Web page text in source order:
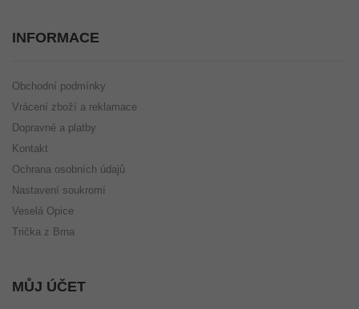
INFORMACE
Obchodní podmínky
Vrácení zboží a reklamace
Dopravné a platby
Kontakt
Ochrana osobních údajů
Nastavení soukromí
Veselá Opice
Trička z Brna
MŮJ ÚČET